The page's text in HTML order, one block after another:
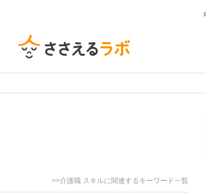
>>介護職 スキルに関連するキーワード一覧